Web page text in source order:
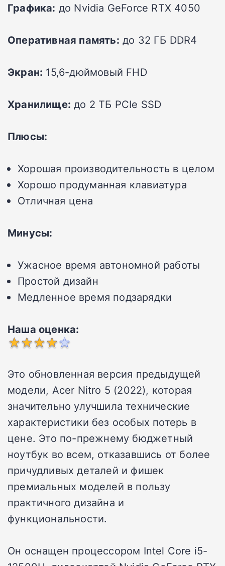
Графика: до Nvidia GeForce RTX 4050
Оперативная память: до 32 ГБ DDR4
Экран: 15,6-дюймовый FHD
Хранилище: до 2 ТБ PCIe SSD
Плюсы:
Хорошая производительность в целом
Хорошо продуманная клавиатура
Отличная цена
Минусы:
Ужасное время автономной работы
Простой дизайн
Медленное время подзарядки
Наша оценка:
Это обновленная версия предыдущей
модели, Acer Nitro 5 (2022), которая
значительно улучшила технические
характеристики без особых потерь в
цене. Это по-прежнему бюджетный
ноутбук во всем, отказавшись от более
причудливых деталей и фишек
премиальных моделей в пользу
практичного дизайна и
функциональности.
Он оснащен процессором Intel Core i5-